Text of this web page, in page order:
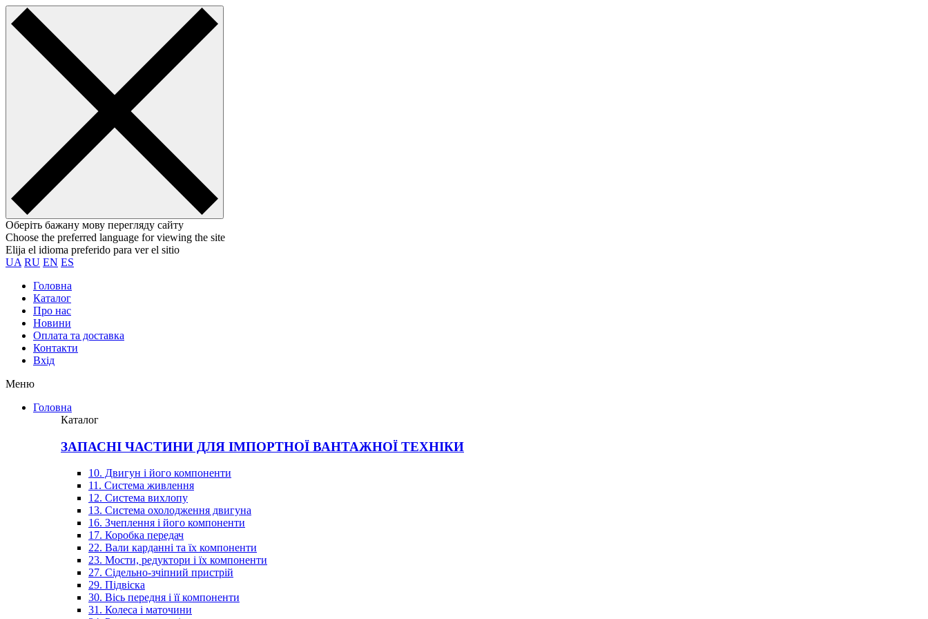
Оберіть бажану мову перегляду сайту
Choose the preferred language for viewing the site
Elija el idioma preferido para ver el sitio
UA RU EN ES
Головна
Каталог
Про нас
Новини
Оплата та доставка
Контакти
Вхiд
Меню
Головна
Каталог
ЗАПАСНІ ЧАСТИНИ ДЛЯ ІМПОРТНОЇ ВАНТАЖНОЇ ТЕХНІКИ
10. Двигун і його компоненти
11. Система живлення
12. Система вихлопу
13. Система охолодження двигуна
16. Зчеплення і його компоненти
17. Коробка передач
22. Вали карданні та їх компоненти
23. Мости, редуктори і їх компоненти
27. Сідельно-зчіпний пристрій
29. Підвіска
30. Вісь передня і її компоненти
31. Колеса і маточини